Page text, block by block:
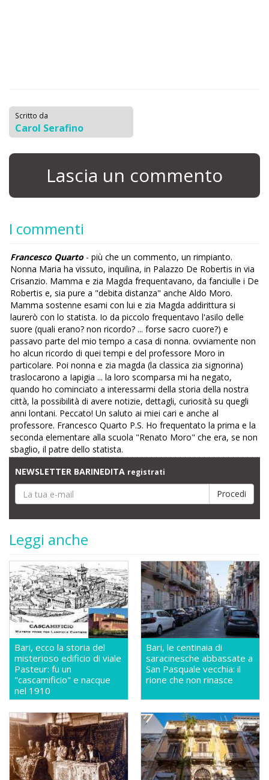
Scritto da
Carol Serafino
Lascia un commento
I commenti
Francesco Quarto- più che un commento, un rimpianto.
Nonna Maria ha vissuto, inquilina, in Palazzo De Robertis in via
Crisanzio. Mamma e zia Magda frequentavano, da fanciulle i De
Robertis e, sia pure a "debita distanza" anche Aldo Moro.
Mamma sostenne esami con lui e zia Magda addirittura si
laurerò con lo statista. Io da piccolo frequentavo l'asilo delle
suore (quali erano? non ricordo? ... forse sacro cuore?) e
passavo parte del mio tempo a casa di nonna. ovviamente non
ho alcun ricordo di quei tempi e del professore Moro in
particolare. Poi nonna e zia magda (la classica zia signorina)
traslocarono a Iapigia ... la loro scomparsa mi ha negato,
quando ho cominciato a interessarmi della storia della nostra
città, la possibilità di avere notizie, dettagli, curiosità su quegli
anni lontani. Peccato! Un saluto ai miei cari e anche al
professore. Francesco Quarto P.S. Ho frequentato la prima e la
seconda elementare alla scuola "Renato Moro" che era, se non
sbaglio, il patre dello statista.
NEWSLETTER BARINEDITA registrati
Leggi anche
Bari, ecco la storia del
misterioso edificio di viale
Pasteur: fu un
"cascamificio" e nacque
nel 1910
Bari, le centinaia di
saracinesche abbassate a
San Pasquale vecchia: il
rione che non rinasce